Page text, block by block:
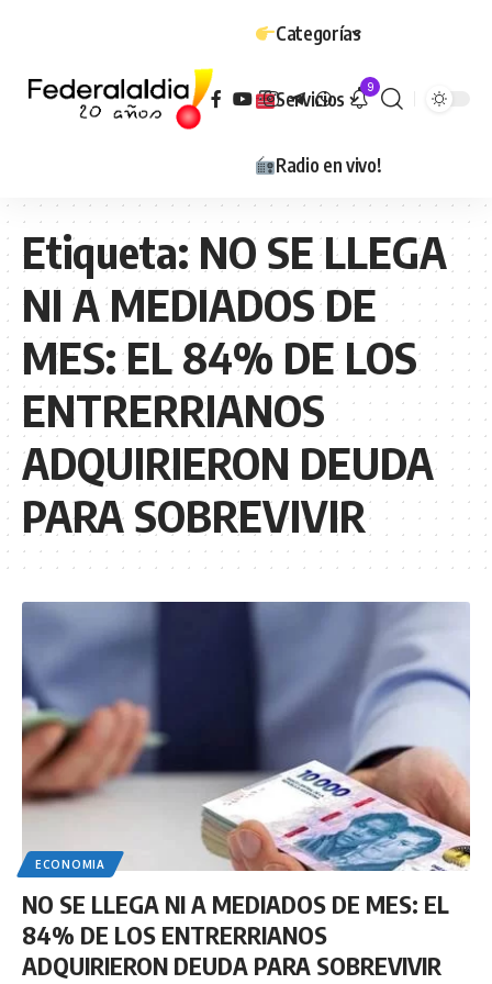
Categorías
Servicios
Radio en vivo!
9
Etiqueta: NO SE LLEGA
NI A MEDIADOS DE
MES: EL 84% DE LOS
ENTRERRIANOS
ADQUIRIERON DEUDA
PARA SOBREVIVIR
ECONOMIA
NO SE LLEGA NI A MEDIADOS DE MES: EL
84% DE LOS ENTRERRIANOS
ADQUIRIERON DEUDA PARA SOBREVIVIR